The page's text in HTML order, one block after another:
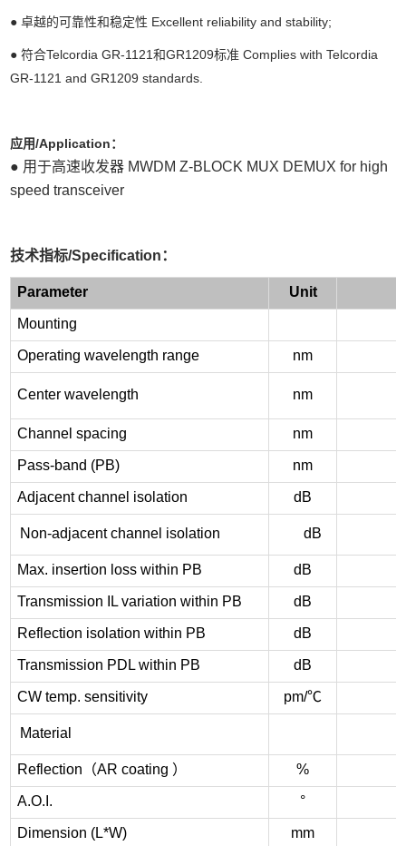
●卓越的可靠性和稳定性 Excellent reliability and stability;
●符合Telcordia GR-1121和GR1209标准 Complies with Telcordia
GR-1121 and GR1209 standards.
应用/Application：
● 用于高速收发器 MWDM Z-BLOCK MUX DEMUX for high
speed transceiver
技术指标/Specification：
Parameter Unit
Mounting
Operating wavelength range nm
Center wavelength nm
Channel spacing nm
Pass-band (PB) nm
Adjacent channel isolation dB
Non-adjacent channel isolation dB
Max. insertion loss within PB dB
Transmission IL variation within PB dB
Reflection isolation within PB dB
Transmission PDL within PB dB
CW temp. sensitivity pm/℃
Material
Reflection （AR coating ） %
A.O.I. °
Dimension (L*W) mm